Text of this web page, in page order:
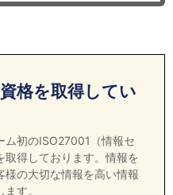
格を取得してい
ム初のISO27001（情報セ
取得しております。情報を
の大切な情報を高い情報
す。